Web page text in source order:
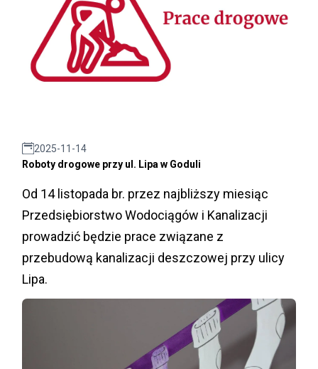
2025-11-14
Roboty drogowe przy ul. Lipa w Goduli
Od 14 listopada br. przez najbliższy miesiąc
Przedsiębiorstwo Wodociągów i Kanalizacji
prowadzić będzie prace związane z
przebudową kanalizacji deszczowej przy ulicy
Lipa.